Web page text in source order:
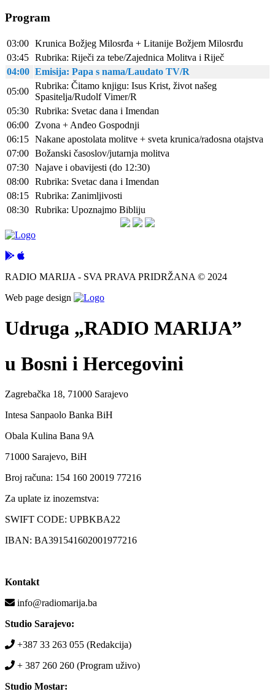
Program
03:00 Krunica Božjeg Milosrđa + Litanije Božjem Milosrđu
03:45 Rubrika: Riječi za tebe/Zajednica Molitva i Riječ
04:00 Emisija: Papa s nama/Laudato TV/R
05:00
Rubrika: Čitamo knjigu: Isus Krist, život našeg
Spasitelja/Rudolf Vimer/R
05:30 Rubrika: Svetac dana i Imendan
06:00
Zvona + Anđeo Gospodnji
06:15 Nakane apostolata molitve + sveta krunica/radosna otajstva
07:00 Božanski časoslov/jutarnja molitva
07:30 Najave i obavijesti (do 12:30)
08:00 Rubrika: Svetac dana i Imendan
08:15 Rubrika: Zanimljivosti
08:30 Rubrika: Upoznajmo Bibliju
RADIO MARIJA - SVA PRAVA PRIDRŽANA © 2024
Web page design
Udruga „RADIO MARIJA”
u Bosni i Hercegovini
Zagrebačka 18, 71000 Sarajevo
Intesa Sanpaolo Banka BiH
Obala Kulina Bana 9A
71000 Sarajevo, BiH
Broj računa: 154 160 20019 77216
Za uplate iz inozemstva:
SWIFT CODE: UPBKBA22
IBAN: BA391541602001977216
Kontakt
info@radiomarija.ba
Studio Sarajevo:
+387 33 263 055 (Redakcija)
+ 387 260 260 (Program uživo)
Studio Mostar: